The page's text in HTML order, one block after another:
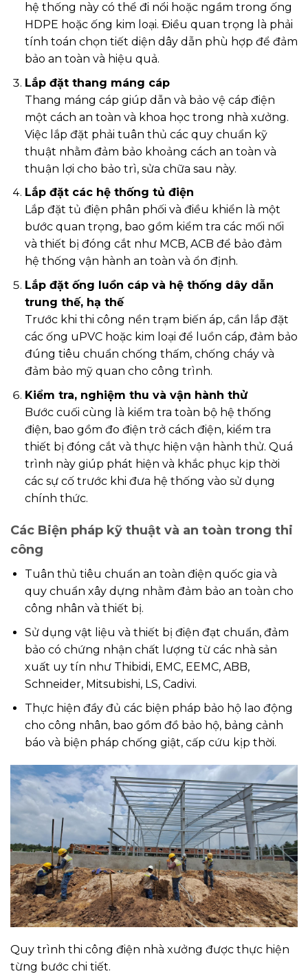
hệ thống này có thể đi nổi hoặc ngầm trong ống
HDPE hoặc ống kim loại. Điều quan trọng là phải
tính toán chọn tiết diện dây dẫn phù hợp để đảm
bảo an toàn và hiệu quả.
Lắp đặt thang máng cáp
Thang máng cáp giúp dẫn và bảo vệ cáp điện
một cách an toàn và khoa học trong nhà xưởng.
Việc lắp đặt phải tuân thủ các quy chuẩn kỹ
thuật nhằm đảm bảo khoảng cách an toàn và
thuận lợi cho bảo trì, sửa chữa sau này.
Lắp đặt các hệ thống tủ điện
Lắp đặt tủ điện phân phối và điều khiển là một
bước quan trọng, bao gồm kiểm tra các mối nối
và thiết bị đóng cắt như MCB, ACB để bảo đảm
hệ thống vận hành an toàn và ổn định.
Lắp đặt ống luồn cáp và hệ thống dây dẫn
trung thế, hạ thế
Trước khi thi công nền trạm biến áp, cần lắp đặt
các ống uPVC hoặc kim loại để luồn cáp, đảm bảo
đúng tiêu chuẩn chống thấm, chống cháy và
đảm bảo mỹ quan cho công trình.
Kiểm tra, nghiệm thu và vận hành thử
Bước cuối cùng là kiểm tra toàn bộ hệ thống
điện, bao gồm đo điện trở cách điện, kiểm tra
thiết bị đóng cắt và thực hiện vận hành thử. Quá
trình này giúp phát hiện và khắc phục kịp thời
các sự cố trước khi đưa hệ thống vào sử dụng
chính thức.
Các Biện pháp kỹ thuật và an toàn trong thi
công
Tuân thủ tiêu chuẩn an toàn điện quốc gia và
quy chuẩn xây dựng nhằm đảm bảo an toàn cho
công nhân và thiết bị.
Sử dụng vật liệu và thiết bị điện đạt chuẩn, đảm
bảo có chứng nhận chất lượng từ các nhà sản
xuất uy tín như Thibidi, EMC, EEMC, ABB,
Schneider, Mitsubishi, LS, Cadivi.
Thực hiện đầy đủ các biện pháp bảo hộ lao động
cho công nhân, bao gồm đồ bảo hộ, bảng cảnh
báo và biện pháp chống giật, cấp cứu kịp thời.
Quy trình thi công điện nhà xưởng được thực hiện
từng bước chi tiết.